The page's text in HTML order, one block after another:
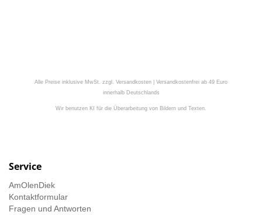
Alle Preise inklusive MwSt. zzgl. Versandkosten | Versandkostenfrei ab 49 Euro
innerhalb Deutschlands
Wir benutzen KI für die Überarbeitung von Bildern und Texten.
Service
AmOlenDiek
Kontaktformular
Fragen und Antworten